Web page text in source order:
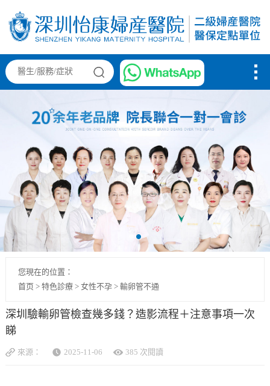
您現在的位置：
首页 > 特色診療> 女性不孕> 輸卵管不通
深圳驗輸卵管檢查幾多錢？造影流程＋注意事項一次
睇
來源： 2025-11-06 385 次閱讀